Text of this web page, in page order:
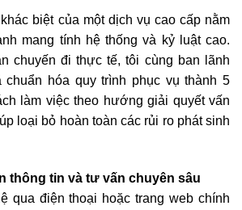
biệt của một dịch vụ cao cấp nằm
mang tính hệ thống và kỷ luật cao.
chuyến đi thực tế, tôi cùng ban lãnh
chuẩn hóa quy trình phục vụ thành 5
làm việc theo hướng giải quyết vấn
loại bỏ hoàn toàn các rủi ro phát sinh
thông tin và tư vấn chuyên sâu
qua điện thoại hoặc trang web chính